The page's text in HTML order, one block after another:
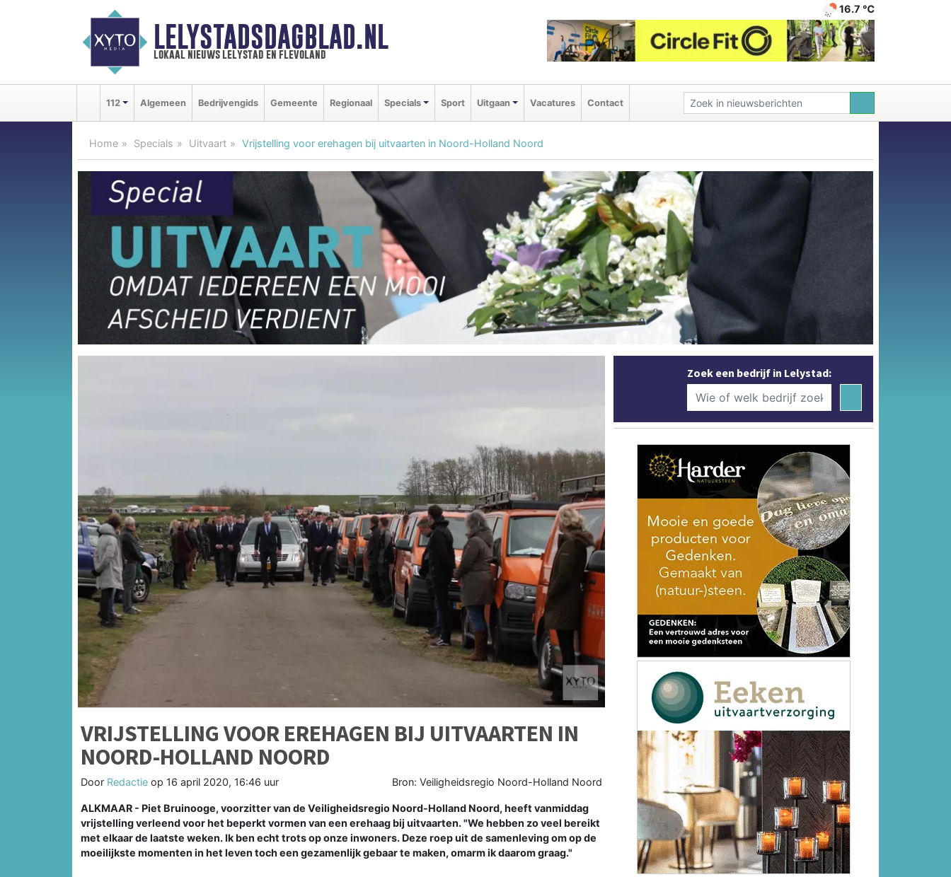
LELYSTADSDAGBLAD.NL
lokaal nieuws lelystad en flevoland
16.7 ℃
112 Algemeen Bedrijvengids Gemeente Regionaal Specials Sport Uitgaan Vacatures Contact
Home Specials Uitvaart Vrijstelling voor erehagen bij uitvaarten in Noord-Holland Noord
VRIJSTELLING VOOR EREHAGEN BIJ UITVAARTEN IN
NOORD-HOLLAND NOORD
Door Redactie op 16 april 2020, 16:46 uur Bron: Veiligheidsregio Noord-Holland Noord
ALKMAAR - Piet Bruinooge, voorzitter van de Veiligheidsregio Noord-Holland Noord, heeft vanmiddag
vrijstelling verleend voor het beperkt vormen van een erehaag bij uitvaarten. "We hebben zo veel bereikt
met elkaar de laatste weken. Ik ben echt trots op onze inwoners. Deze roep uit de samenleving om op de
moeilijkste momenten in het leven toch een gezamenlijk gebaar te maken, omarm ik daarom graag."
Zoek een bedrijf in Lelystad: